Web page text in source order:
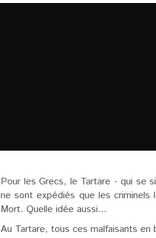
Pour les Grecs, le Tartare - qui se
ne sont expédiés que les criminels
Mort. Quelle idée aussi...
Au Tartare, tous ces malfaisants